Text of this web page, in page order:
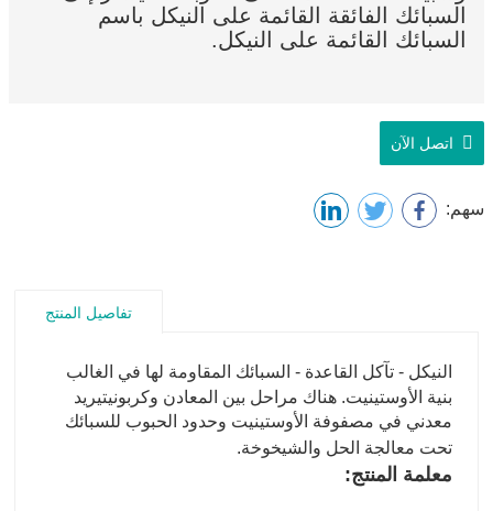
السبائك الفائقة القائمة على النيكل باسم
السبائك القائمة على النيكل.
اتصل الآن
سهم:
تفاصيل المنتج
النيكل - تآكل القاعدة - السبائك المقاومة لها في الغالب
بنية الأوستينيت. هناك مراحل بين المعادن وكربونيتيريد
معدني في مصفوفة الأوستينيت وحدود الحبوب للسبائك
تحت معالجة الحل والشيخوخة.
معلمة المنتج: